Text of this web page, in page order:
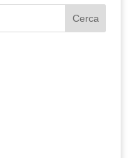
Cerca